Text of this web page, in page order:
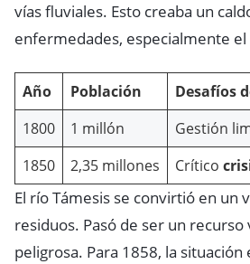
vías fluviales. Esto creaba un
enfermedades, especialmente el
Año Población
Desafíos
1800
1 millón
Gestión
1850
2,35 millones Crítico
El río Támesis se convirtió en un
residuos. Pasó de ser un recurso
peligrosa. Para 1858, la